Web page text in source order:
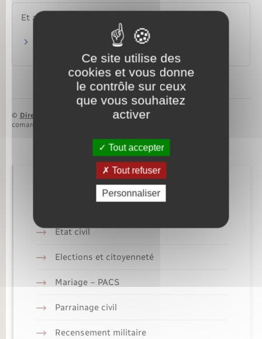
Et aussi
Partir en disponibilité
Travail – Formation
© Direction de l’information légale et administrative
comarquage developpé par
Retrouvez aussi
Etat civil
Elections et citoyenneté
Mariage – PACS
Parrainage civil
Recensement militaire
Ce site utilise des
cookies et vous donne
le contrôle sur ceux
que vous souhaitez
activer
Tout accepter
Tout refuser
Personnaliser